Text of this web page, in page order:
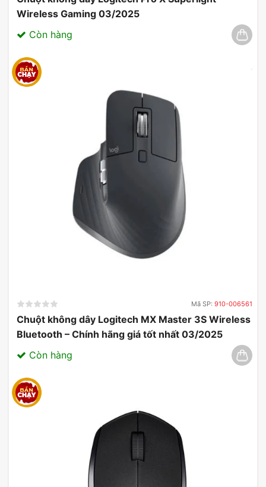
Wireless Gaming 03/2025
Còn hàng
Mã SP: 910-006561
Chuột không dây Logitech MX Master 3S Wireless
Bluetooth – Chính hãng giá tốt nhất 03/2025
Còn hàng